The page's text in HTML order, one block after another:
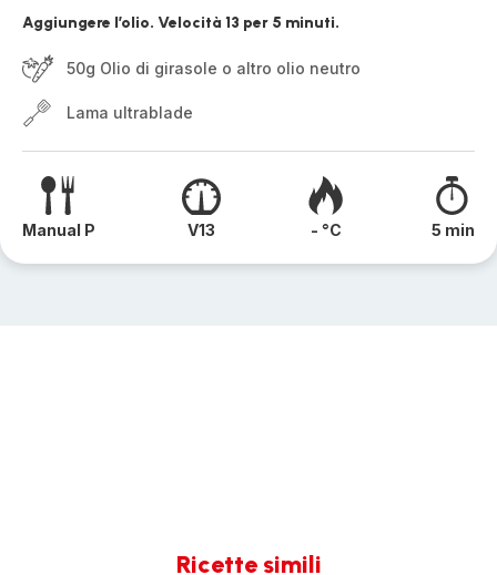
Aggiungere l’olio. Velocità 13 per 5 minuti.
50g Olio di girasole o altro olio neutro
Lama ultrablade
Manual P V13 - °C 5 min
Ricette simili